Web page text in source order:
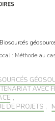
Biosourcés
: Méthode au
AVEC
,
DE PROJETS ,